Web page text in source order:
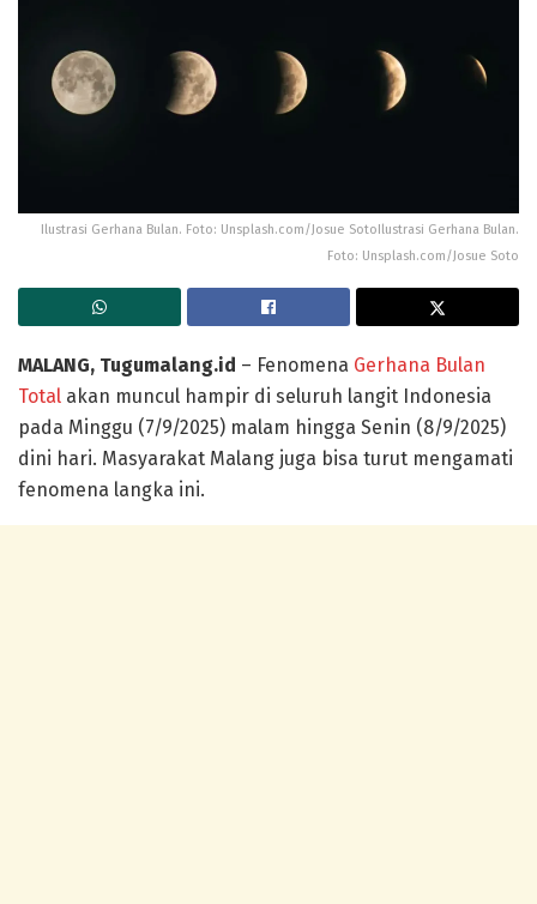
Ilustrasi Gerhana Bulan. Foto: Unsplash.com/Josue SotoIlustrasi Gerhana Bulan.
Foto: Unsplash.com/Josue Soto
MALANG, Tugumalang.id – Fenomena Gerhana Bulan
Total akan muncul hampir di seluruh langit Indonesia
pada Minggu (7/9/2025) malam hingga Senin (8/9/2025)
dini hari. Masyarakat Malang juga bisa turut mengamati
fenomena langka ini.